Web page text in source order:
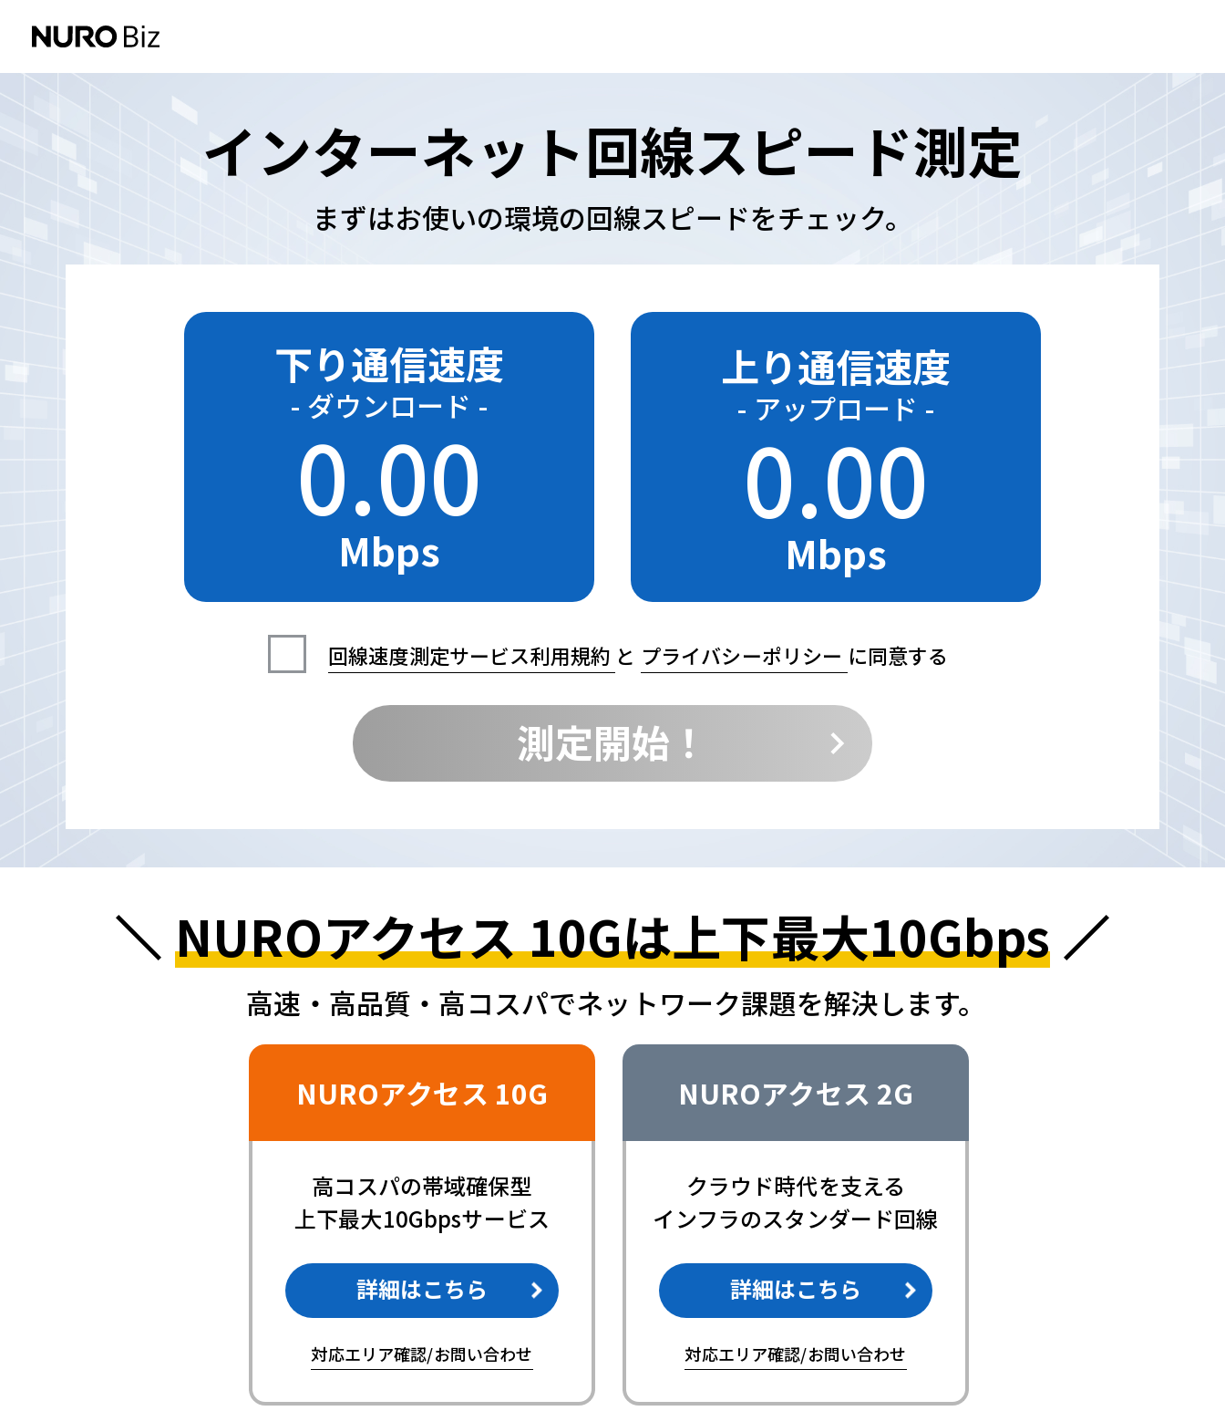
インターネット回線スピード測定
まずはお使いの環境の回線スピードをチェック。
下り通信速度
- ダウンロード -
0.00
Mbps
上り通信速度
- アップロード -
0.00
Mbps
回線速度測定サービス利用規約 と プライバシーポリシー に同意する
測定開始！
NUROアクセス 10Gは上下最大10Gbps
高速・高品質・高コスパでネットワーク課題を解決します。
NUROアクセス 10G
高コスパの帯域確保型
上下最大10Gbpsサービス
詳細はこちら
対応エリア確認/お問い合わせ
NUROアクセス 2G
クラウド時代を支える
インフラのスタンダード回線
詳細はこちら
対応エリア確認/お問い合わせ